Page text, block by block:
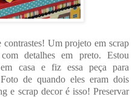
contrastes! Um projeto em scrap
detalhes em preto. Estou
casa e fiz essa peça para
de quando eles eram dois
e scrap decor é isso! Preservar